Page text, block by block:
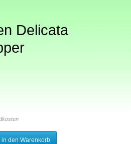
Delicata
in den Warenkorb